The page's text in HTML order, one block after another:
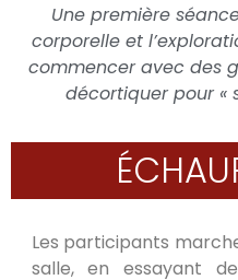
Une première
corporelle et
commencer avec des
décortiquer pour «
Les participants
salle, en essayant